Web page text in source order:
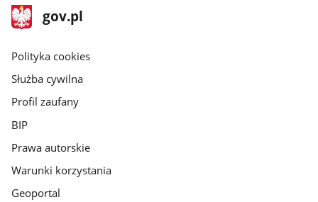
stopka
gov.pl
Strona
gov.pl
gov.pl
Polityka cookies
Służba cywilna
Profil zaufany
BIP
Prawa autorskie
Warunki korzystania
Geoportal